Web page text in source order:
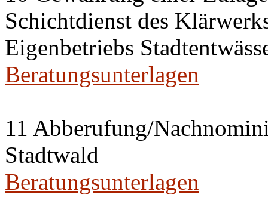
Schichtdienst des
Eigenbetriebs
Beratungsunterlagen
11 Abberufung/
Stadtwald
Beratungsunterlagen